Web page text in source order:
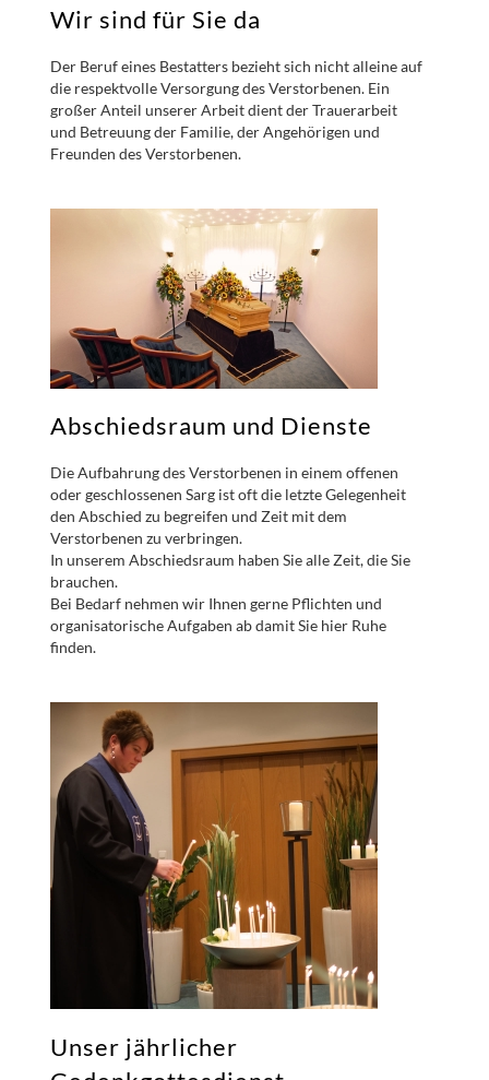
Wir sind für Sie da
Der Beruf eines Bestatters bezieht sich nicht alleine auf
die respektvolle Versorgung des Verstorbenen. Ein
großer Anteil unserer Arbeit dient der Trauerarbeit
und Betreuung der Familie, der Angehörigen und
Freunden des Verstorbenen.
Abschiedsraum und Dienste
Die Aufbahrung des Verstorbenen in einem offenen
oder geschlossenen Sarg ist oft die letzte Gelegenheit
den Abschied zu begreifen und Zeit mit dem
Verstorbenen zu verbringen.
In unserem Abschiedsraum haben Sie alle Zeit, die Sie
brauchen.
Bei Bedarf nehmen wir Ihnen gerne Pflichten und
organisatorische Aufgaben ab damit Sie hier Ruhe
finden.
Unser jährlicher